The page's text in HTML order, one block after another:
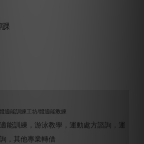
踝
適能訓練工坊/體適能教練
能訓練，游泳教學，運動處方諮詢，運
，其他專業轉借